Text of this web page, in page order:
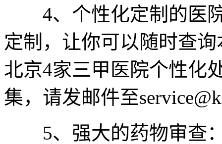
4、个性化定制的医院
定制，让你可以随时查
北京4家三甲医院个性化
集，请发邮件至
5、强大的药物审查：